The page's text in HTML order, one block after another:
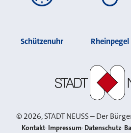
Schützenuhr Rheinpegel
©2026, STADT NEUSS – Der
Kontakt Impressum Datenschutz